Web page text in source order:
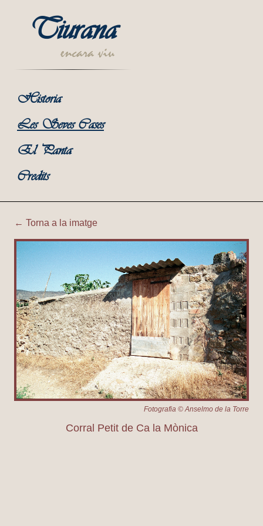
Tiurana
encara viu
Historia
Les Seves Cases
El Panta
Credits
Tiurana | Corral Petit de
← Torna a la imatge
Fotografia © Anselmo de la Torre
Corral Petit de Ca la Mònica